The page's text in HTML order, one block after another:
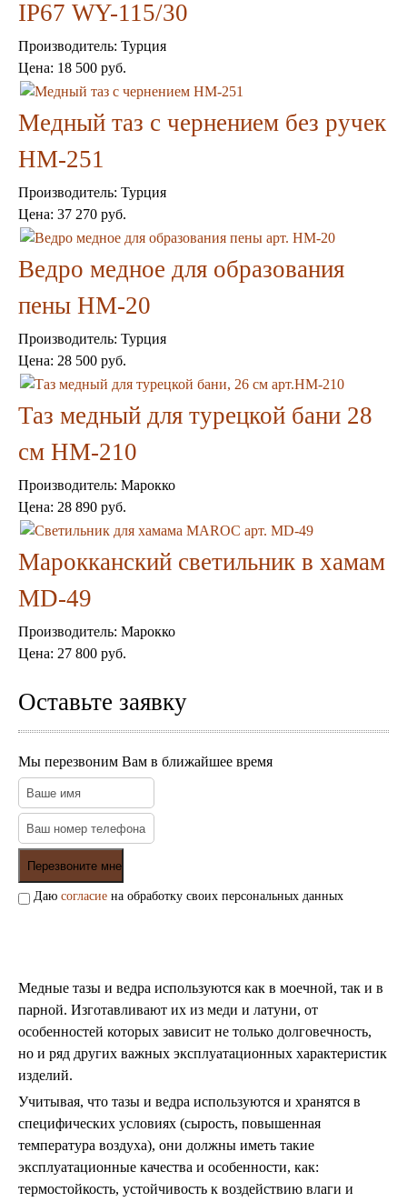
Пледы и покрывала
Салфетницы
Свечи и подсвечники
Сундуки
Хлопковые
Шерстяные
Чайники и кофейники
Наборы чайные и кофейные
Сахарницы, конфетницы,
фруктовницы
Пиалы, чаши, салатники
IP67 WY-115/30
Производитель: Турция
Цена: 18 500 руб.
Медный таз с чернением без ручек
HM-251
Производитель: Турция
Цена: 37 270 руб.
Ведро медное для образования
пены HM-20
Производитель: Турция
Цена: 28 500 руб.
Таз медный для турецкой бани 28
см HM-210
Производитель: Марокко
Цена: 28 890 руб.
Марокканский светильник в хамам
MD-49
Производитель: Марокко
Цена: 27 800 руб.
Оставьте заявку
Мы перезвоним Вам в ближайшее время
Даю согласие на обработку своих персональных данных
Медные тазы и ведра используются как в моечной, так и в
парной. Изготавливают их из меди и латуни, от
особенностей которых зависит не только долговечность,
но и ряд других важных эксплуатационных характеристик
изделий.
Учитывая, что тазы и ведра используются и хранятся в
специфических условиях (сырость, повышенная
температура воздуха), они должны иметь такие
эксплуатационные качества и особенности, как:
термостойкость, устойчивость к воздействию влаги и